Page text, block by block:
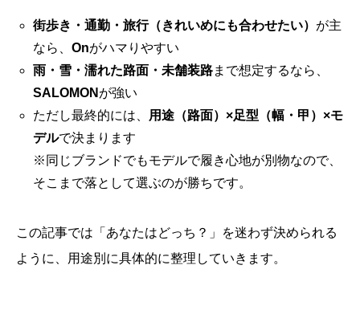
街歩き・通勤・旅行（きれいめにも合わせたい） が主
なら、 Onがハマりやすい
雨・雪・濡れた路面・未舗装路まで想定するなら、
SALOMON が強い
ただし最終的には、
用途（路面）×足型（幅・甲）×モ
デルで決まります
※同じブランドでもモデルで履き心地が別物なので、
そこまで落として選ぶのが勝ちです。
この記事では「あなたはどっち？」を迷わず決められる
ように、用途別に具体的に整理していきます。